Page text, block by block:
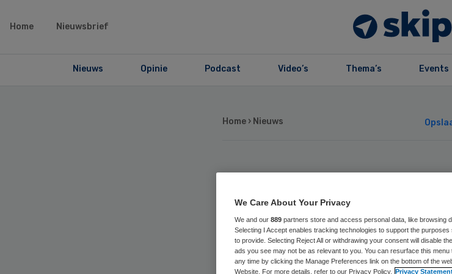
Home Nieuwsbrief
Nieuws Opinie Podcast Video’s Thema’s Events
Home › Nieuws
UMC
kampt met
We Care About Your Privacy
We and our 889 partners store and access personal data, like browsing
Selecting I Accept enables tracking technologies to support the
to provide. Selecting Reject All or withdrawing your consent will disable
ads you see may not be as relevant to you. You can resurface this
any time by clicking the Manage Preferences link on the bottom of the
Website. For more details, refer to our Privacy Policy. Privacy